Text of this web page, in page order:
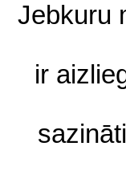
Jebkuru
ir